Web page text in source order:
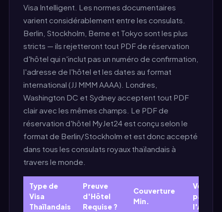
Visa Intelligent. Les normes documentaires
varient considérablement entre les consulats.
Berlin, Stockholm, Berne et Tokyo sont les plus
stricts — ils rejetteront tout PDF de réservation
d'hôtel qui n'inclut pas un numéro de confirmation,
l'adresse de l'hôtel et les dates au format
international (JJ MMM AAAA). Londres,
Washington DC et Sydney acceptent tout PDF
clair avec les mêmes champs. Le PDF de
réservation d'hôtel MyJet24 est conçu selon le
format de Berlin/Stockholm et est donc accepté
dans tous les consulats royaux thaïlandais à
travers le monde.
Type de
Visa
Thaïlandais
Preuve
d'Hôtel
Requise ?
Couverture
Min.
par